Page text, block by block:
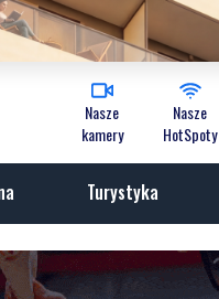
Nasze
kamery
Nasze
HotSpoty
Turystyka